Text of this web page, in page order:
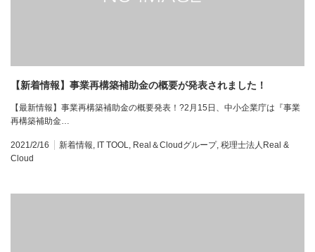
【新着情報】事業再構築補助金の概要が発表されました！
【最新情報】事業再構築補助金の概要発表！?2月15日、中小企業庁は『事業
再構築補助金…
2021/2/16 新着情報 IT TOOL Real＆Cloudグループ, 税理士法人Real &
Cloud